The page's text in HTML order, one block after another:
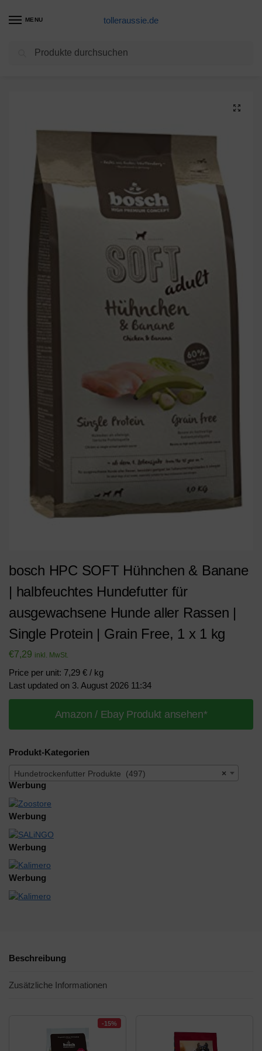
MENU tolleraussie.de
Hundetrockenfutter Produkte
bosch HPC SOFT Hühnchen & Banane
| halbfeuchtes Hundefutter für
ausgewachsene Hunde aller Rassen |
Single Protein | Grain Free, 1 x 1 kg
€7,29 inkl. MwSt.
Price per unit: 7,29 € / kg
Last updated on 3. August 2026 11:34
Amazon / Ebay Produkt ansehen*
Produkt-Kategorien
×
Hundetrockenfutter Produkte (497)
Werbung
Werbung
Werbung
Werbung
Beschreibung
Zusätzliche Informationen
-15%